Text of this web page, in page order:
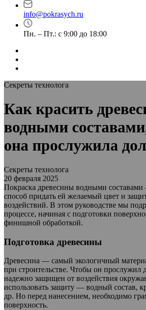
info@pokrasych.ru
Пн. – Пт.: с 9:00 до 18:00
Секреты технолога
Как красить
водными
она прослужила
Секреты технолога
20 февраля 2025
Покраска древесины водными составами
способ придать ей желаемый цвет и
воздействий. В этом руководстве мы
процессе, начиная с подготовки
финишной обработкой.
Подготовка древесины
Древесина — самый экологичный
при строительстве. Чтобы он прослужил
надежно защищен от воздействия
использовать защиту — водный состав,
др. Но перед нанесением, необходимо
поверхность.